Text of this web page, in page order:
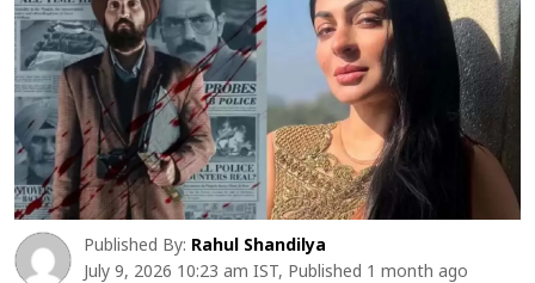
Published By: Rahul Shandilya
July 9, 2026 10:23 am IST, Published 1 month ago